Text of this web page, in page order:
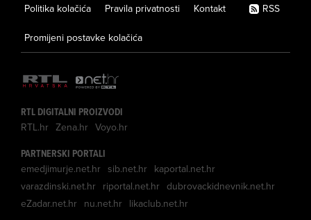
Politika kolačića Pravila privatnosti Kontakt
Promijeni postavke kolačića
RSS
RTL DIGITALNI PROIZVODI
RTL.hr Zena.hr Voyo.hr
PARTNERSKI PORTALI
emedjimurje.net.hr sib.net.hr kaportal.net.hr
varazdinski.net.hr riportal.net.hr dubrovackidnevnik.net.hr
eZadar.net.hr nu.net.hr likaclub.net.hr